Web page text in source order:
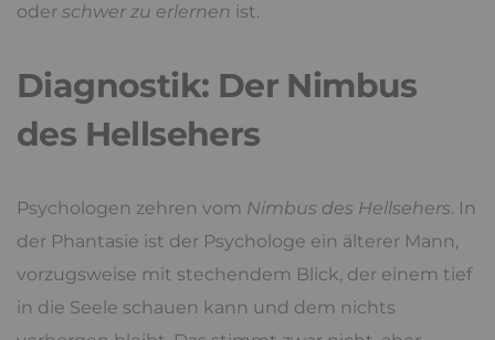
oder schwer zu erlernen ist.
Diagnostik: Der Nimbus
des Hellsehers
Psychologen zehren vom Nimbus des Hellsehers. In
der Phantasie ist der Psychologe ein älterer Mann,
vorzugsweise mit stechendem Blick, der einem tief
in die Seele schauen kann und dem nichts